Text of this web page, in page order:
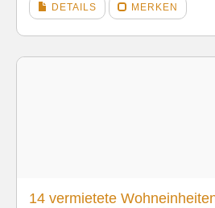
DETAILS MERKEN
14 vermietete